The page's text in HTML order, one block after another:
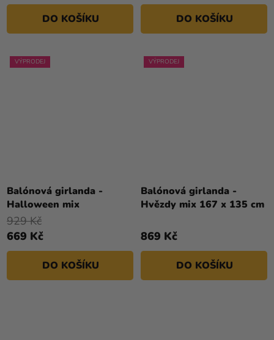
DO KOŠÍKU DO KOŠÍKU
VÝPRODEJ
Balónová girlanda -
Halloween mix
669 Kč
929 Kč
DO KOŠÍKU
VÝPRODEJ
Balónová girlanda -
Hvězdy mix 167 x 135 cm
869 Kč
DO KOŠÍKU